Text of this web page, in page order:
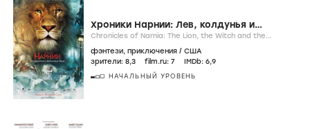
Хроники Нарнии: Лев, колдунья и
волшебный шкаф
Chronicles of Narnia: The Lion, the Witch and the
фэнтези, приключения / США
зрители: 8,3 film.ru: 7 IMDb: 6,9
НАЧАЛЬНЫЙ УРОВЕНЬ